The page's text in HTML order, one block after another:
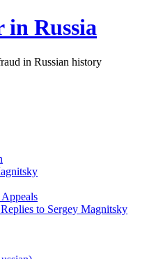
in Russia
in Russian history
Appeals
to Sergey Magnitsky